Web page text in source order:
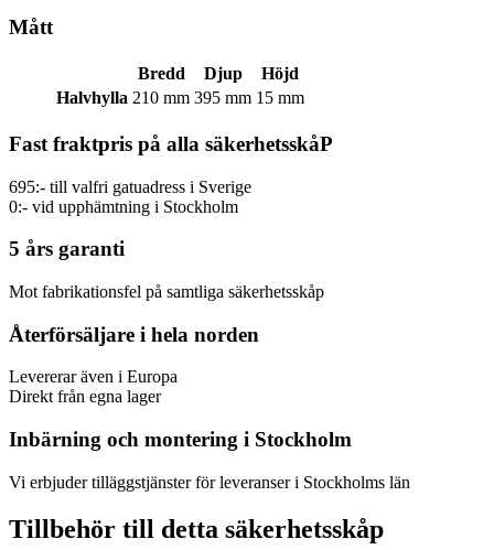
Mått
Bredd Djup
Höjd
Halvhylla 210 mm 395 mm 15 mm
Fast fraktpris på alla säkerhetsskåP
695:- till valfri gatuadress i Sverige
0:- vid upphämtning i Stockholm
5 års garanti
Mot fabrikationsfel på samtliga säkerhetsskåp
Återförsäljare i hela norden
Levererar även i Europa
Direkt från egna lager
Inbärning och montering i Stockholm
Vi erbjuder tilläggstjänster för leveranser i Stockholms län
Tillbehör till detta säkerhetsskåp